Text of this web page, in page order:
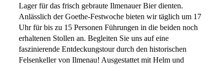
Lager für das frisch gebraute Ilmenauer Bier dienten.
Anlässlich der Goethe-Festwoche bieten wir täglich um 17
Uhr für bis zu 15 Personen Führungen in die beiden noch
erhaltenen Stollen an. Begleiten Sie uns auf eine
faszinierende Entdeckungstour durch den historischen
Felsenkeller von Ilmenau! Ausgestattet mit Helm und